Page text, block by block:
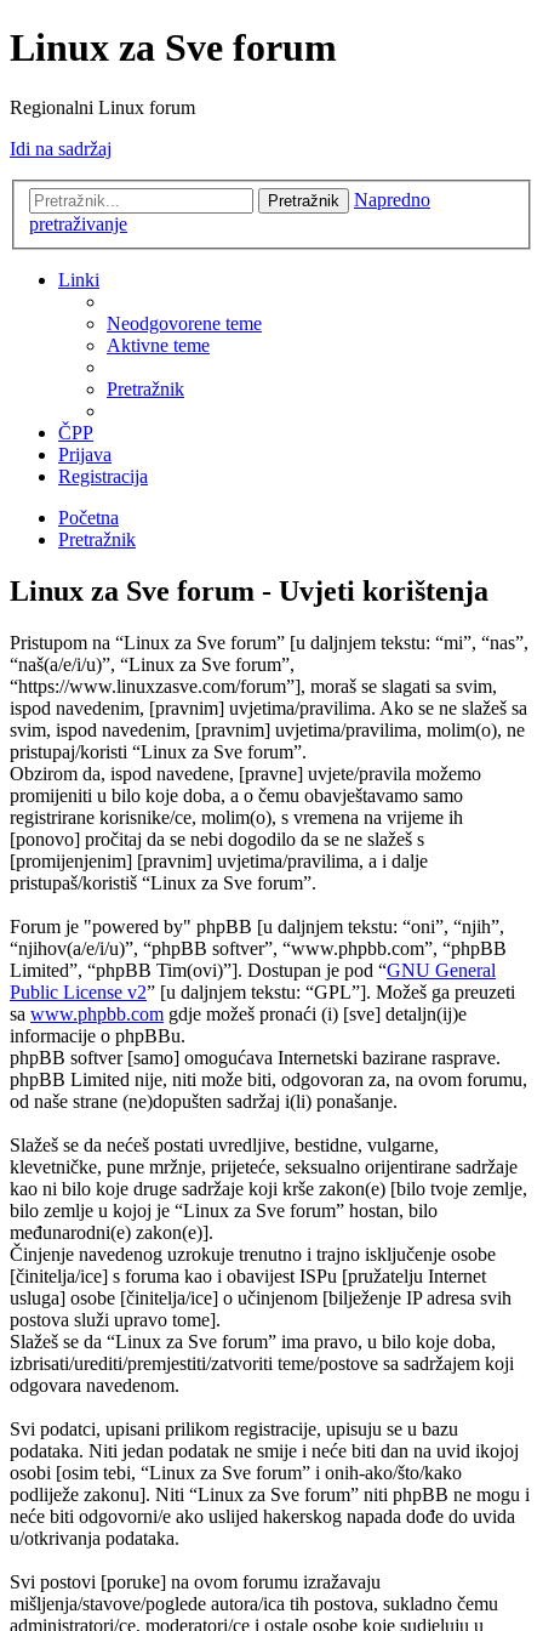
Linux za Sve forum
Regionalni Linux forum
Idi na sadržaj
Pretražnik
Napredno
pretraživanje
Linki
Neodgovorene teme
Aktivne teme
Pretražnik
ČPP
Prijava
Registracija
Početna
Pretražnik
Linux za Sve forum - Uvjeti korištenja
Pristupom na “Linux za Sve forum” [u daljnjem tekstu: “mi”, “nas”,
“naš(a/e/i/u)”, “Linux za Sve forum”,
“https://www.linuxzasve.com/forum”], moraš se slagati sa svim,
ispod navedenim, [pravnim] uvjetima/pravilima. Ako se ne slažeš sa
svim, ispod navedenim, [pravnim] uvjetima/pravilima, molim(o), ne
pristupaj/koristi “Linux za Sve forum”.
Obzirom da, ispod navedene, [pravne] uvjete/pravila možemo
promijeniti u bilo koje doba, a o čemu obavještavamo samo
registrirane korisnike/ce, molim(o), s vremena na vrijeme ih
[ponovo] pročitaj da se nebi dogodilo da se ne slažeš s
[promijenjenim] [pravnim] uvjetima/pravilima, a i dalje
pristupaš/koristiš “Linux za Sve forum”.
Forum je "powered by" phpBB [u daljnjem tekstu: “oni”, “njih”,
“njihov(a/e/i/u)”, “phpBB softver”, “www.phpbb.com”, “phpBB
Limited”, “phpBB Tim(ovi)”]. Dostupan je pod “GNU General
Public License v2” [u daljnjem tekstu: “GPL”]. Možeš ga preuzeti
sa www.phpbb.com gdje možeš pronaći (i) [sve] detaljn(ij)e
informacije o phpBBu.
phpBB softver [samo] omogućava Internetski bazirane rasprave.
phpBB Limited nije, niti može biti, odgovoran za, na ovom forumu,
od naše strane (ne)dopušten sadržaj i(li) ponašanje.
Slažeš se da nećeš postati uvredljive, bestidne, vulgarne,
klevetničke, pune mržnje, prijeteće, seksualno orijentirane sadržaje
kao ni bilo koje druge sadržaje koji krše zakon(e) [bilo tvoje zemlje,
bilo zemlje u kojoj je “Linux za Sve forum” hostan, bilo
međunarodni(e) zakon(e)].
Činjenje navedenog uzrokuje trenutno i trajno isključenje osobe
[činitelja/ice] s foruma kao i obavijest ISPu [pružatelju Internet
usluga] osobe [činitelja/ice] o učinjenom [bilježenje IP adresa svih
postova služi upravo tome].
Slažeš se da “Linux za Sve forum” ima pravo, u bilo koje doba,
izbrisati/urediti/premjestiti/zatvoriti teme/postove sa sadržajem koji
odgovara navedenom.
Svi podatci, upisani prilikom registracije, upisuju se u bazu
podataka. Niti jedan podatak ne smije i neće biti dan na uvid ikojoj
osobi [osim tebi, “Linux za Sve forum” i onih-ako/što/kako
podliježe zakonu]. Niti “Linux za Sve forum” niti phpBB ne mogu i
neće biti odgovorni/e ako uslijed hakerskog napada dođe do uvida
u/otkrivanja podataka.
Svi postovi [poruke] na ovom forumu izražavaju
mišljenja/stavove/poglede autora/ica tih postova, sukladno čemu
administratori/ce, moderatori/ce i ostale osobe koje sudjeluju u